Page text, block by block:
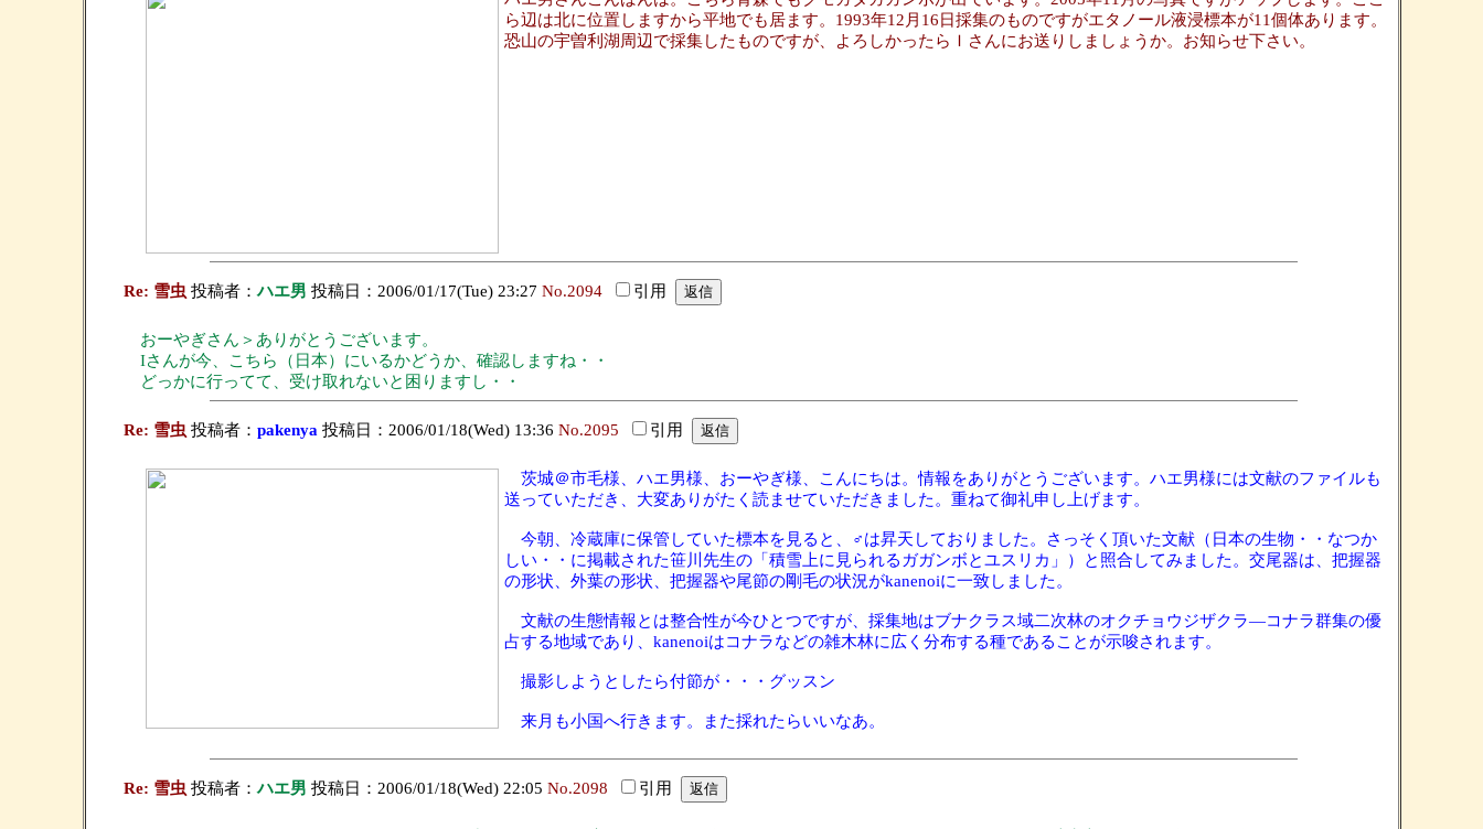
ら辺は北に位置しますから平地でも居ます。1993年12月16日採集のものですがエタノール液浸標本が11個体あります。
恐山の宇曽利湖周辺で採集したものですが、よろしかったらＩさんにお送りしましょうか。お知らせ下さい。
Re: 雪虫 投稿者：ハエ男 投稿日：2006/01/17(Tue) 23:27 No.2094 引用
おーやぎさん＞ありがとうございます。
Iさんが今、こちら（日本）にいるかどうか、確認しますね・・
どっかに行ってて、受け取れないと困りますし・・
Re: 雪虫 投稿者： pakenya 投稿日：2006/01/18(Wed) 13:36 No.2095 引用
茨城＠市毛様、ハエ男様、おーやぎ様、こんにちは。情報をありがとうございます。ハエ男様には文献のファイルも
送っていただき、大変ありがたく読ませていただきました。重ねて御礼申し上げます。
今朝、冷蔵庫に保管していた標本を見ると、♂は昇天しておりました。さっそく頂いた文献（日本の生物・・なつか
しい・・に掲載された笹川先生の「積雪上に見られるガガンボとユスリカ」）と照合してみました。交尾器は、把握器
の形状、外葉の形状、把握器や尾節の剛毛の状況がkanenoiに一致しました。
文献の生態情報とは整合性が今ひとつですが、採集地はブナクラス域二次林のオクチョウジザクラ―コナラ群集の優
占する地域であり、kanenoiはコナラなどの雑木林に広く分布する種であることが示唆されます。
撮影しようとしたら付節が・・・グッスン
来月も小国へ行きます。また採れたらいいなあ。
Re: 雪虫 投稿者：ハエ男 投稿日：2006/01/18(Wed) 22:05 No.2098 引用